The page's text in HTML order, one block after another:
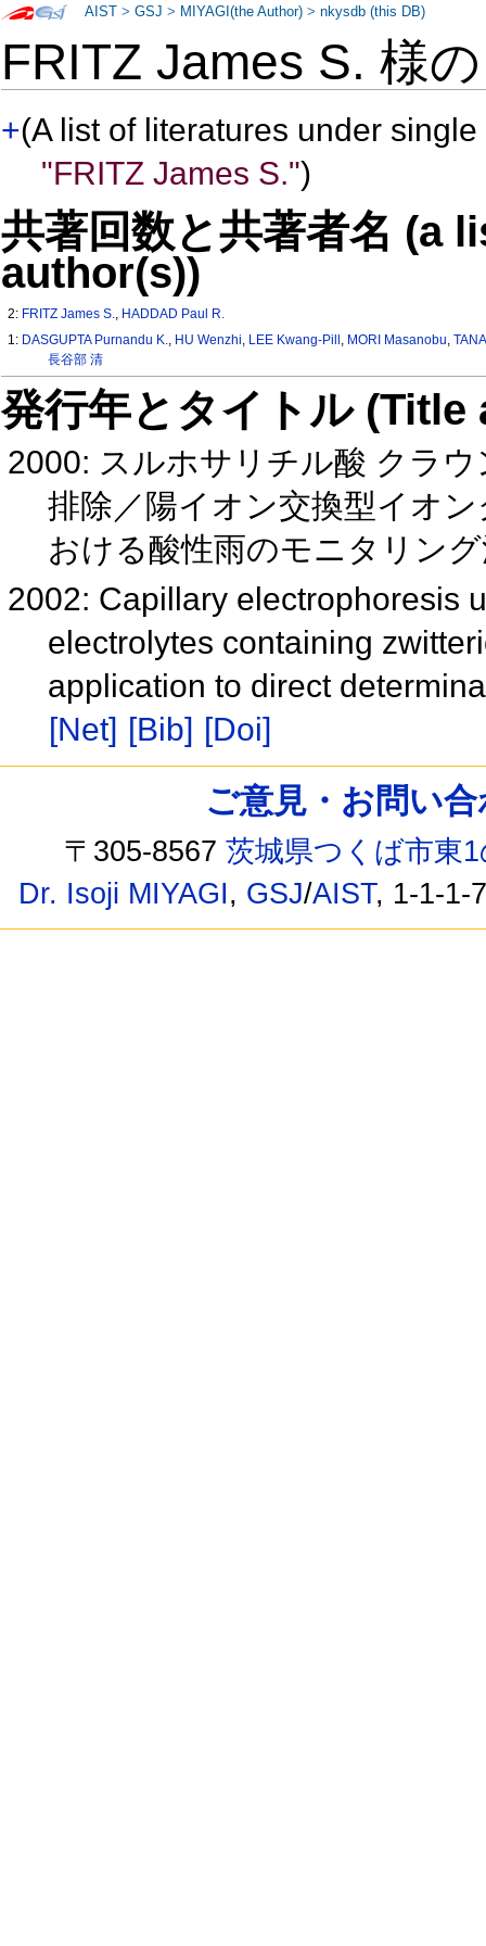
FRITZ James S. 様
+(A list of literatures under
"FRITZ James S.")
共著回数と共著者名 (a
author(s))
2: FRITZ James S., HADDAD Paul R.
1: DASGUPTA Purnandu K., HU Wenzhi, LEE Kwang-Pill , MORI Masanobu,
長谷部 清
発行年とタイトル
2000: スルホサリチル酸 クラ
排除／陽イオン交換型イオ
おける酸性雨のモニタリン
2002: Capillary electrophoresis
electrolytes containing
application to direct
[Net] [Bib] [Doi]
AIST >GSJ > MIYAGI(the Author) >nkysdb (this DB)
ご意見・お問い
〒305-8567茨城県つくば市東
Dr. Isoji MIYAGI, GSJ/AIST, 1-1-1-